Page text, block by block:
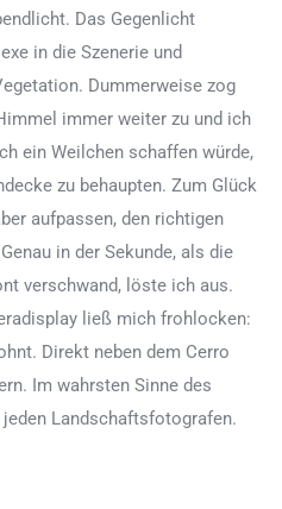
Das Gegenlicht
in die Szenerie und
Dummerweise zog
immer weiter zu und ich
ein Weilchen schaffen würde,
zu behaupten. Zum Glück
aufpassen, den richtigen
in der Sekunde, als die
verschwand, löste ich aus.
ließ mich frohlocken:
Direkt neben dem Cerro
Im wahrsten Sinne des
Landschaftsfotografen.